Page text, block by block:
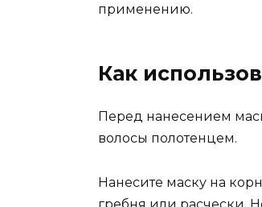
применению.
Как
Перед нанесением
волосы полотенцем.
Нанесите маску на
гребня или расчески.